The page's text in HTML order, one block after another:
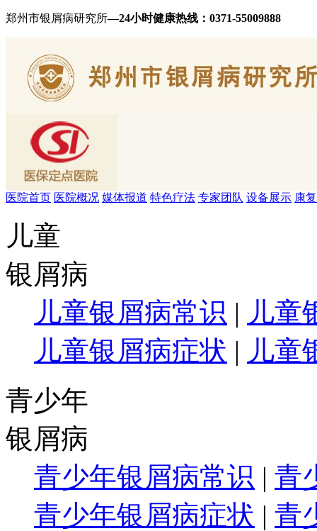
郑州市银屑病研究所—24小时健康热线： 0371-55009888
医院首页 医院概况 媒体报道 特色疗法 专家团队 设备展示 康
儿童
银屑病
儿童银屑病常识 | 儿童
儿童银屑病症状 | 儿童
青少年
银屑病
青少年银屑病常识 | 青
青少年银屑病症状 | 青